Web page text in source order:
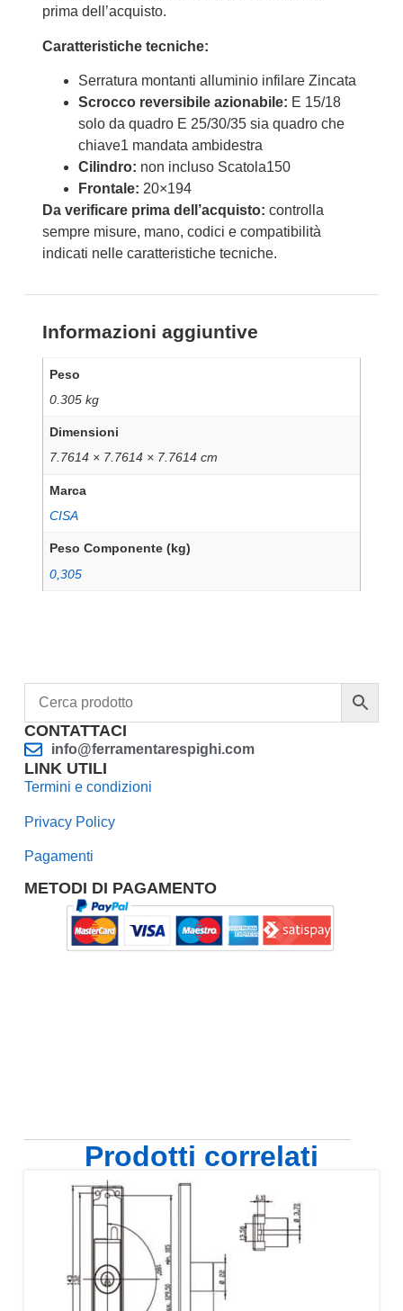
prima dell’acquisto.
Caratteristiche tecniche:
Serratura montanti alluminio infilare Zincata
Scrocco reversibile azionabile: E 15/18
solo da quadro E 25/30/35 sia quadro che
chiave1 mandata ambidestra
Cilindro: non incluso Scatola150
Frontale: 20×194
Da verificare prima dell’acquisto: controlla
sempre misure, mano, codici e compatibilità
indicati nelle caratteristiche tecniche.
Informazioni aggiuntive
Peso
0.305 kg
Dimensioni
7.7614 × 7.7614 × 7.7614 cm
Marca
CISA
Peso Componente (kg)
0,305
CONTATTACI
info@ferramentarespighi.com
LINK UTILI
Termini e condizioni
Privacy Policy
Pagamenti
METODI DI PAGAMENTO
Prodotti correlati